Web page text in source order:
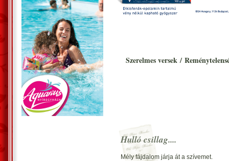
Szerelmes versek /
Hulló csillag....
Mély fájdalom járja át a szívemet.